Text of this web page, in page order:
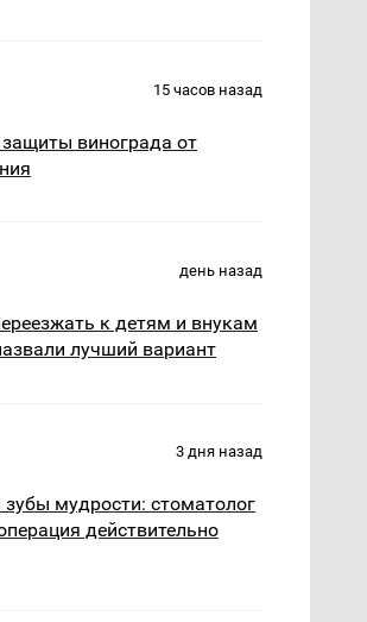
15 часов назад
винограда от
день назад
к детям и внукам
лучший вариант
3 дня назад
мудрости: стоматолог
действительно